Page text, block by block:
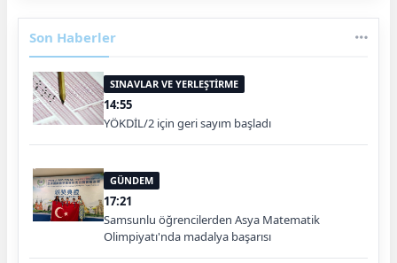
Son Haberler
SINAVLAR VE YERLEŞTİRME
14:55
YÖKDİL/2 için geri sayım başladı
GÜNDEM
17:21
Samsunlu öğrencilerden Asya Matematik
Olimpiyatı'nda madalya başarısı